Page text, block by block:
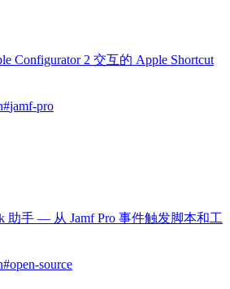
Configurator 2 交互的 Apple Shortcut
#jamf-pro
助手 — 从 Jamf Pro 事件触发脚本和工
#open-source